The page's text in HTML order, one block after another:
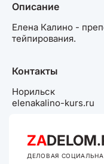
Описание
Елена Калино -
тейпирования.
Контакты
Норильск
elenakalino-kurs.ru
ZA
ДЕЛОВАЯ